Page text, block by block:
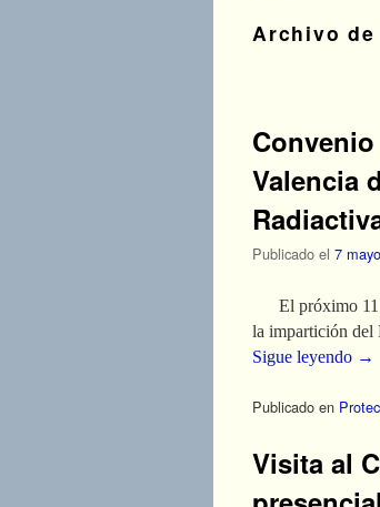
Archivo
Valencia
Publicado el 7
El próximo 11
la impartición del
Sigue leyendo →
Publicado en
Visita al